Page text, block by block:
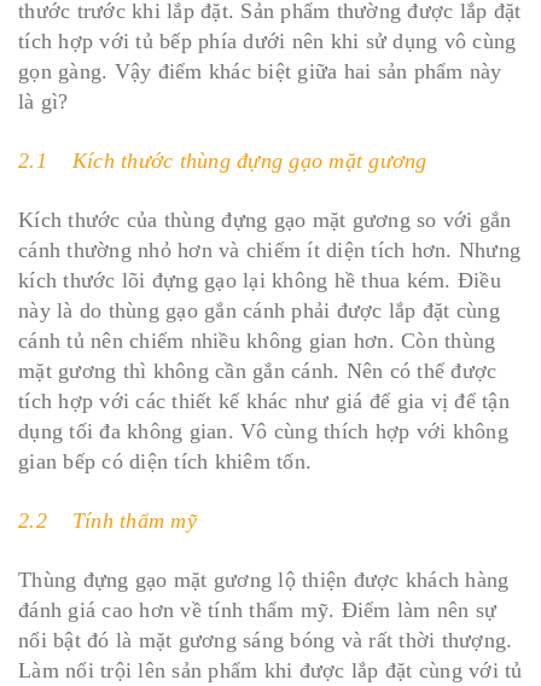
thước trước khi lắp đặt. Sản phẩm thường được lắp đặt
tích hợp với tủ bếp phía dưới nên khi sử dụng vô cùng
gọn gàng. Vậy điểm khác biệt giữa hai sản phẩm này
là gì?
2.1 Kích thước thùng đựng gạo mặt gương
Kích thước của thùng đựng gạo mặt gương so với gắn
cánh thường nhỏ hơn và chiếm ít diện tích hơn. Nhưng
kích thước lõi đựng gạo lại không hề thua kém. Điều
này là do thùng gạo gắn cánh phải được lắp đặt cùng
cánh tủ nên chiếm nhiều không gian hơn. Còn thùng
mặt gương thì không cần gắn cánh. Nên có thể được
tích hợp với các thiết kế khác như giá để gia vị để tận
dụng tối đa không gian. Vô cùng thích hợp với không
gian bếp có diện tích khiêm tốn.
2.2 Tính thẩm mỹ
Thùng đựng gạo mặt gương lộ thiện được khách hàng
đánh giá cao hơn về tính thẩm mỹ. Điểm làm nên sự
nổi bật đó là mặt gương sáng bóng và rất thời thượng.
Làm nổi trội lên sản phẩm khi được lắp đặt cùng với tủ